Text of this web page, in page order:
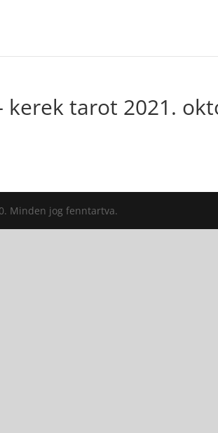
kerek tarot 2021.
Minden jog fenntartva.